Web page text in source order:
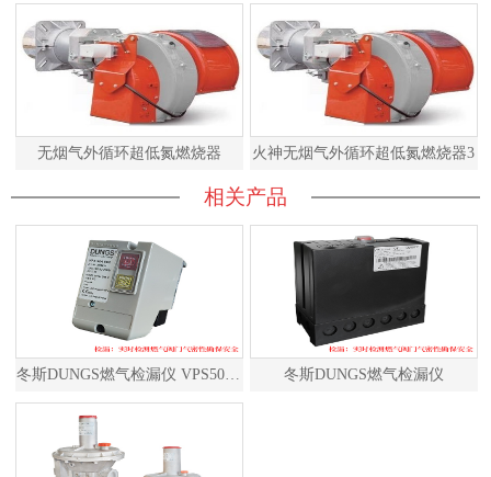
无烟气外循环超低氮燃烧器 火神无烟气外循环超低氮燃烧器3
相关产品
冬斯DUNGS燃气检漏仪